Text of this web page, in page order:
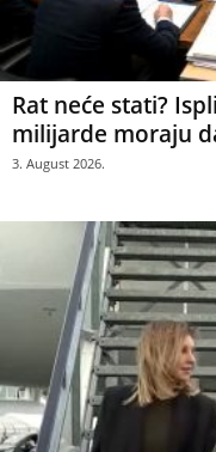
Rat neće stati?
milijarde moraju
3. August 2026.